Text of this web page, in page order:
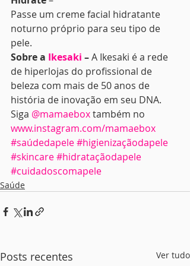
Passe um creme facial hidratante
noturno próprio para seu tipo de
pele.
Sobre a Ikesaki – A Ikesaki é a rede
de hiperlojas do profissional de
beleza com mais de 50 anos de
história de inovação em seu DNA.
Siga @mamaebox também no
www.instagram.com/mamaebox
#saúdedapele#higienizaçãodapele
#skincare#hidrataçãodapele
#cuidadoscomapele
Saúde
Posts recentes Ver tudo